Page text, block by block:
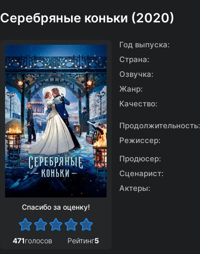
Серебряные коньки (2020)
Спасибо за оценку!
471голосов Рейтинг5
Год выпуска:
Страна:
Озвучка:
Жанр:
Качество:
Продолжительность:
Режиссер:
Продюсер:
Сценарист:
Актеры: